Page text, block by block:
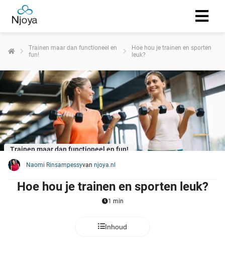
Trainen maar dan functioneel en
fun!
Hoe hou je trainen en sporten
leuk?
Trainen maar dan functioneel en fun!
Naomi Rinsampessyvan njoya.nl
Hoe hou je trainen en sporten leuk?
1 min
Inhoud